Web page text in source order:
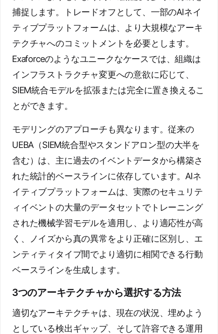
捕捉します。トレードオフとして、一部のAIネイ
ティブプラットフォームは、より大規模なアーキ
テクチャへのコミットメントを必要とします。
Exaforceのようなユニークなケースでは、組織は
インフラストラクチャ変更への意欲に応じて、
SIEM統合モデルを拡張または完全に置き換えるこ
とができます。
モデリングのアプローチも異なります。従来の
UEBA（SIEM統合型やスタンドアロン型の大半を
含む）は、主に過去のイベントデータから構築さ
れた統計的ベースラインに依存しています。AIネ
イティブプラットフォームは、実際のセキュリテ
ィイベントの大量のデータセットでトレーニング
された機械学習モデルを適用し、より適応性が高
く、ノイズから真の異常をより正確に区別し、エ
ンティティタイプ間でより適切に相関できる行動
ベースラインを生成します。
3つのアーキテクチャから選択する方法
適切なアーキテクチャは、現在の状況、埋めよう
としている検出ギャップ、そして許容できる運用